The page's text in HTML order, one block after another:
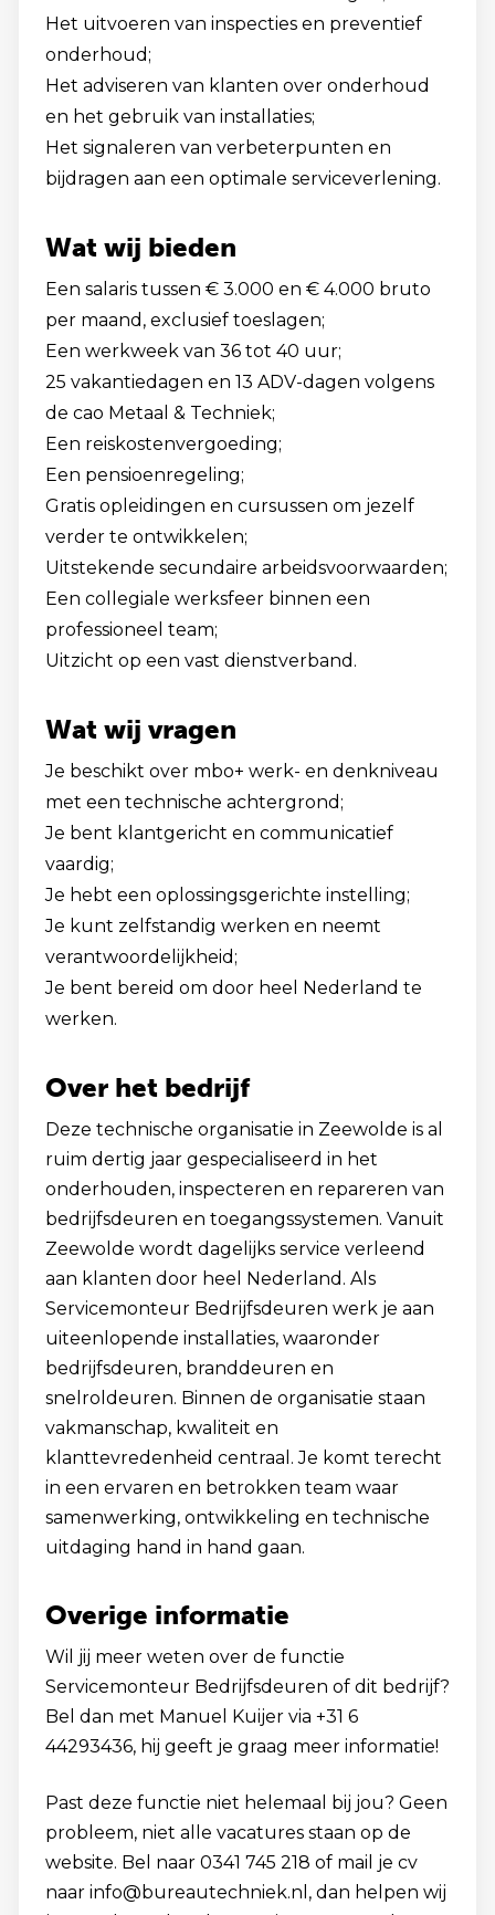
Het uitvoeren van inspecties en preventief
onderhoud;
Het adviseren van klanten over onderhoud
en het gebruik van installaties;
Het signaleren van verbeterpunten en
bijdragen aan een optimale serviceverlening.
Wat wij bieden
Een salaris tussen € 3.000 en € 4.000 bruto
per maand, exclusief toeslagen;
Een werkweek van 36 tot 40 uur;
25 vakantiedagen en 13 ADV-dagen volgens
de cao Metaal & Techniek;
Een reiskostenvergoeding;
Een pensioenregeling;
Gratis opleidingen en cursussen om jezelf
verder te ontwikkelen;
Uitstekende secundaire arbeidsvoorwaarden;
Een collegiale werksfeer binnen een
professioneel team;
Uitzicht op een vast dienstverband.
Wat wij vragen
Je beschikt over mbo+ werk- en denkniveau
met een technische achtergrond;
Je bent klantgericht en communicatief
vaardig;
Je hebt een oplossingsgerichte instelling;
Je kunt zelfstandig werken en neemt
verantwoordelijkheid;
Je bent bereid om door heel Nederland te
werken.
Over het bedrijf
Deze technische organisatie in Zeewolde is al
ruim dertig jaar gespecialiseerd in het
onderhouden, inspecteren en repareren van
bedrijfsdeuren en toegangssystemen. Vanuit
Zeewolde wordt dagelijks service verleend
aan klanten door heel Nederland. Als
Servicemonteur Bedrijfsdeuren werk je aan
uiteenlopende installaties, waaronder
bedrijfsdeuren, branddeuren en
snelroldeuren. Binnen de organisatie staan
vakmanschap, kwaliteit en
klanttevredenheid centraal. Je komt terecht
in een ervaren en betrokken team waar
samenwerking, ontwikkeling en technische
uitdaging hand in hand gaan.
Overige informatie
Wil jij meer weten over de functie
Servicemonteur Bedrijfsdeuren of dit bedrijf?
Bel dan met Manuel Kuijer via +31 6
44293436, hij geeft je graag meer informatie!
Past deze functie niet helemaal bij jou? Geen
probleem, niet alle vacatures staan op de
website. Bel naar 0341 745 218 of mail je cv
naar info@bureautechniek.nl, dan helpen wij